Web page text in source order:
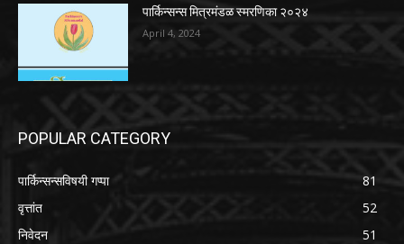
पार्किन्सन्स मित्रमंडळ स्मरणिका २०२४
April 4, 2024
POPULAR CATEGORY
पार्किन्सन्सविषयी गप्पा
81
वृत्तांत
52
निवेदन
51